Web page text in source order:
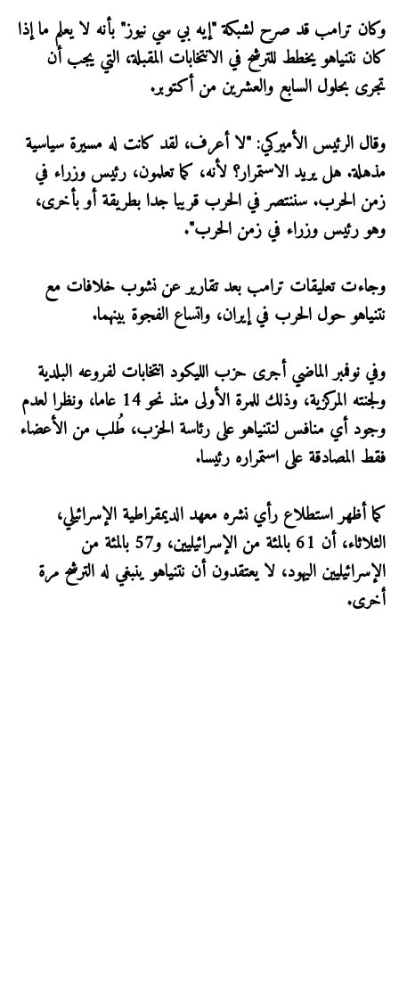
وكان ترامب قد صرح لشبكة "إيه بي سي نيوز" بأنه لا يعلم ما إذا
كان نتنياهو يخطط للترشح في الانتخابات المقبلة، التي يجب أن
تجرى بحلول السابع والعشرين من أكتوبر.
وقال الرئيس الأميركي: "لا أعرف، لقد كانت له مسيرة سياسية
مذهلة. هل يريد الاستمرار؟ لأنه، كما تعلمون، رئيس وزراء في
زمن الحرب. سننتصر في الحرب قريبا جدا بطريقة أو بأخرى،
وهو رئيس وزراء في زمن الحرب".
وجاءت تعليقات ترامب بعد تقارير عن نشوب خلافات مع
نتنياهو حول الحرب في إيران، واتساع الفجوة بينهما.
وفي نوفمبر الماضي أجرى حزب الليكود انتخابات لفروعه البلدية
ولجنته المركزية، وذلك للمرة الأولى منذ نحو 14 عاما، ونظرا لعدم
وجود أي منافس لنتنياهو على رئاسة الحزب، طُلب من الأعضاء
فقط المصادقة على استمراره رئيسا.
كما أظهر استطلاع رأي نشره معهد الديمقراطية الإسرائيلي،
الثلاثاء، أن 61 بالمئة من الإسرائيليين، و57 بالمئة من
الإسرائيليين اليهود، لا يعتقدون أن نتنياهو ينبغي له الترشح مرة
أخرى.